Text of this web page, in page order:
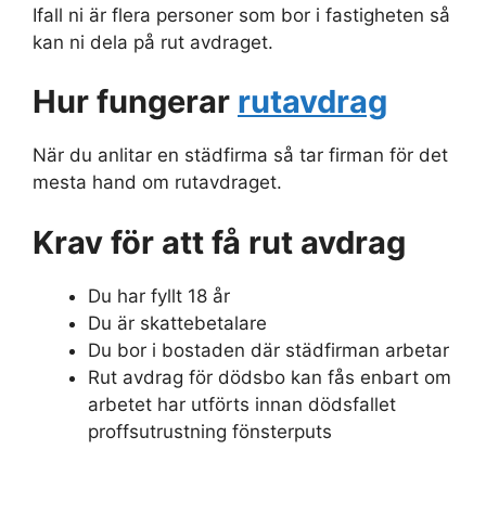
Ifall ni är flera personer som bor i fastigheten så
kan ni dela på rut avdraget.
Hur fungerar rutavdrag
När du anlitar en städfirma så tar firman för det
mesta hand om rutavdraget.
Krav för att få rut avdrag
Du har fyllt 18 år
Du är skattebetalare
Du bor i bostaden där städfirman arbetar
Rut avdrag för dödsbo kan fås enbart om
arbetet har utförts innan dödsfallet
proffsutrustning fönsterputs